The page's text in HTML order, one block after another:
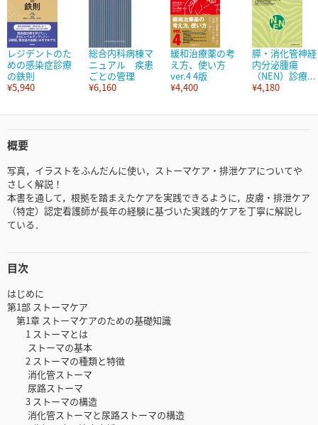
レジデントのた
めの感染症診療
の鉄則
¥5,940
総合内科病棟マ
ニュアル 疾患
ごとの管理
¥6,160
緩和治療薬の考
え方、使い方
ver.4 4版
¥4,400
膵・消化管神経
内分泌腫瘍
（NEN）診療...
¥4,180
概要
写真，イラストをふんだんに使い，ストーマケア・排泄ケアについてや
さしく解説！
本書を通して，根拠を踏まえたケアを実践できるように，皮膚・排泄ケア
（特定）認定看護師が長年の経験に基づいた実践的ケアを丁寧に解説し
ている．
目次
はじめに
第1部 ストーマケア
第1章 ストーマケアのための基礎知識
1 ストーマとは
ストーマの基本
2 ストーマの種類と特徴
消化管ストーマ
尿路ストーマ
3 ストーマの構造
消化管ストーマと尿路ストーマの構造